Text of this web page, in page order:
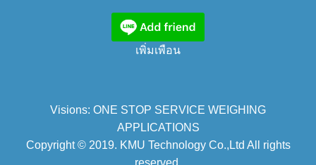
เพิ่มเพือน
Visions: ONE STOP SERVICE WEIGHING
APPLICATIONS
Copyright © 2019. KMU Technology Co.,Ltd All rights
reserved.